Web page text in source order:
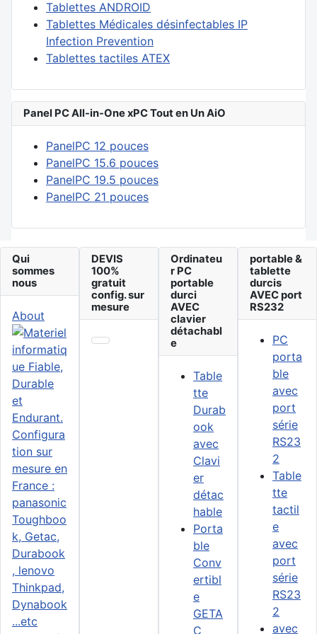
Tablettes ANDROID
Tablettes Médicales désinfectables IP
Infection Prevention
Tablettes tactiles ATEX
Panel PC All-in-One xPC Tout en Un AiO
PanelPC 12 pouces
PanelPC 15.6 pouces
PanelPC 19.5 pouces
PanelPC 21 pouces
Qui
sommes
nous
About
DEVIS
100%
gratuit
config. sur
mesure
Ordinateu
r PC
portable
durci
AVEC
clavier
détachabl
e
Table
tte
Durab
ook
avec
Clavi
er
détac
hable
Porta
ble
Conv
ertibl
e
GETA
C
portable &
tablette
durcis
AVEC port
RS232
PC
porta
ble
avec
port
série
RS23
2
Table
tte
tactil
e
avec
port
série
RS23
2
avec